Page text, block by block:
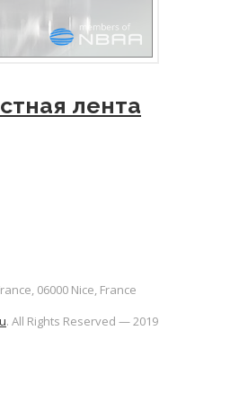
лента
06000 Nice, France
. All Rights Reserved — 2019